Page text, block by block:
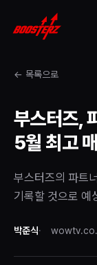
← 목록으로
부스터즈,
5월 최고
부스터즈의 파트
기록할 것으로 예
박준식